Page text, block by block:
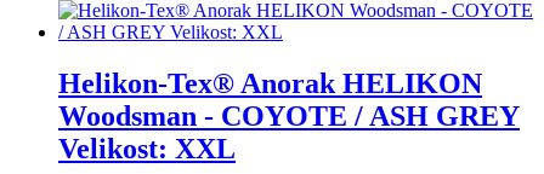
Helikon-Tex® Anorak HELIKON
Woodsman - COYOTE / ASH GREY
Velikost: XXL